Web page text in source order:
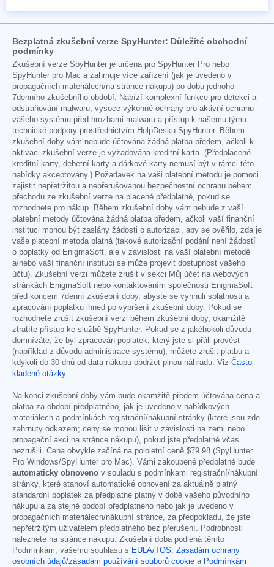
Bezplatná zkušební verze SpyHunter: Důležité obchodní
podmínky
Zkušební verze SpyHunter je určena pro SpyHunter Pro nebo
SpyHunter pro Mac a zahrnuje více zařízení (jak je uvedeno v
propagačních materiálech/na stránce nákupu) po dobu jednoho
7denního zkušebního období. Nabízí komplexní funkce pro detekci a
odstraňování malwaru, vysoce výkonné ochrany pro aktivní ochranu
vašeho systému před hrozbami malwaru a přístup k našemu týmu
technické podpory prostřednictvím HelpDesku SpyHunter. Během
zkušební doby vám nebude účtována žádná platba předem, ačkoli k
aktivaci zkušební verze je vyžadována kreditní karta. (Předplacené
kreditní karty, debetní karty a dárkové karty nemusí být v rámci této
nabídky akceptovány.) Požadavek na vaši platební metodu je pomoci
zajistit nepřetržitou a nepřerušovanou bezpečnostní ochranu během
přechodu ze zkušební verze na placené předplatné, pokud se
rozhodnete pro nákup. Během zkušební doby vám nebude z vaší
platební metody účtována žádná platba předem, ačkoli vaší finanční
instituci mohou být zaslány žádosti o autorizaci, aby se ověřilo, zda je
vaše platební metoda platná (takové autorizační podání není žádostí
o poplatky od EnigmaSoft, ale v závislosti na vaší platební metodě
a/nebo vaší finanční instituci se může projevit dostupnost vašeho
účtu). Zkušební verzi můžete zrušit v sekci Můj účet na webových
stránkách EnigmaSoft nebo kontaktováním společnosti EnigmaSoft
před koncem 7denní zkušební doby, abyste se vyhnuli splatnosti a
zpracování poplatku ihned po vypršení zkušební doby. Pokud se
rozhodnete zrušit zkušební verzi během zkušební doby, okamžitě
ztratíte přístup ke službě SpyHunter. Pokud se z jakéhokoli důvodu
domníváte, že byl zpracován poplatek, který jste si přáli provést
(například z důvodu administrace systému), můžete zrušit platbu a
kdykoli do 30 dnů od data nákupu obdržet plnou náhradu. Viz Často
kladené otázky.
Na konci zkušební doby vám bude okamžitě předem účtována cena a
platba za období předplatného, jak je uvedeno v nabídkových
materiálech a podmínkách registrační/nákupní stránky (které jsou zde
zahrnuty odkazem; ceny se mohou lišit v závislosti na zemi nebo
propagační akci na stránce nákupu), pokud jste předplatné včas
nezrušili. Cena obvykle začíná na pololetní ceně $79.98 (SpyHunter
Pro Windows/SpyHunter pro Mac). Vámi zakoupené předplatné bude
automaticky obnoveno v souladu s podmínkami registrační/nákupní
stránky, které stanoví automatické obnovení za aktuálně platný
standardní poplatek za předplatné platný v době vašeho původního
nákupu a za stejné období předplatného nebo jak je uvedeno v
propagačních materiálech/nákupní stránce, za předpokladu, že jste
nepřetržitým uživatelem předplatného bez přerušení. Podrobnosti
naleznete na stránce nákupu. Zkušební doba podléhá těmto
Podmínkám, vašemu souhlasu s EULA/TOS, Zásadám ochrany
osobních údajů/zásadám používání souborů cookie a Podmínkám